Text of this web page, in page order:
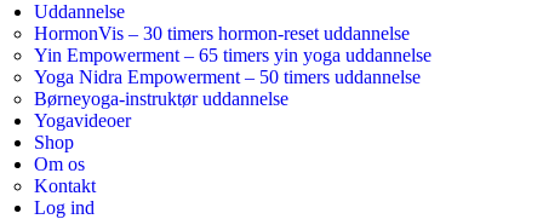
Uddannelse
HormonVis – 30 timers hormon-reset uddannelse
Yin Empowerment – 65 timers yin yoga uddannelse
Yoga Nidra Empowerment – 50 timers uddannelse
Børneyoga-instruktør uddannelse
Yogavideoer
Shop
Om os
Kontakt
Log ind